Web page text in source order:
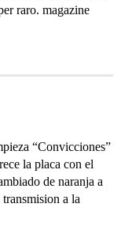
raro. magazine
“Convicciones”
la placa con el
de naranja a
a la